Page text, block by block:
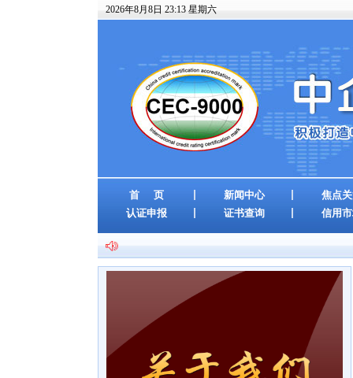
2026年8月8日 23:13 星期六
首 页 新闻中心
焦点
认证申报
证书查询 信用